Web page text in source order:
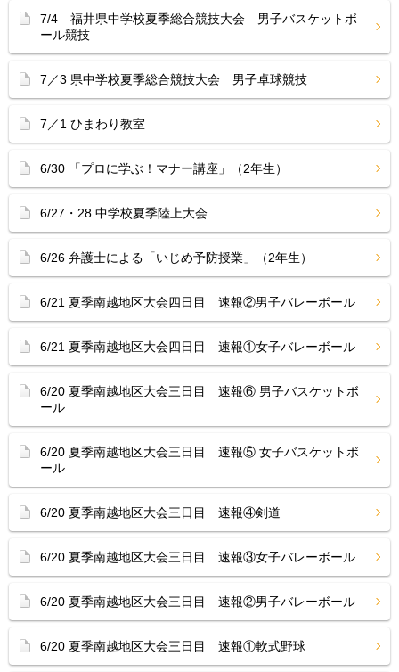
7/4 福井県中学校夏季総合競技大会 男子バスケットボ
ール競技
7／3 県中学校夏季総合競技大会 男子卓球競技
7／1 ひまわり教室
6/30 「プロに学ぶ！マナー講座」（2年生）
6/27・28 中学校夏季陸上大会
6/26 弁護士による「いじめ予防授業」（2年生）
6/21 夏季南越地区大会四日目 速報②男子バレーボール
6/21 夏季南越地区大会四日目 速報①女子バレーボール
6/20 夏季南越地区大会三日目 速報⑥ 男子バスケットボ
ール
6/20 夏季南越地区大会三日目 速報⑤ 女子バスケットボ
ール
6/20 夏季南越地区大会三日目 速報④剣道
6/20 夏季南越地区大会三日目 速報③女子バレーボール
6/20 夏季南越地区大会三日目 速報②男子バレーボール
6/20 夏季南越地区大会三日目 速報①軟式野球